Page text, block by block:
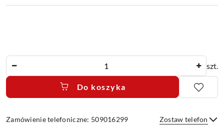
szt.
Do koszyka
Zamówienie telefoniczne: 509016299 Zostaw telefon